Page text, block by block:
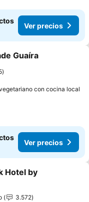
Ver precios
a favoritos
Guaíra
con cocina local
Ver precios
a favoritos
Hotel by
3.572